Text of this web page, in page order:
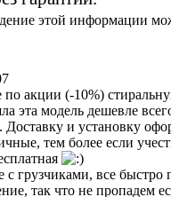
этой информации
по акции (-10%)
эта модель дешевле
Доставку и установку
тем более если
с грузчиками, все быстро
так что не пропадем